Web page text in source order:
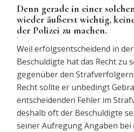
Denn gerade in einer
wieder äußerst wichtig,
der Polizei zu machen.
Weil erfolgsentscheidend in
Beschuldigte hat das Recht zu
gegenüber den
Recht sollte er unbedingt
entscheidenden Fehler im
deshalb oft der Beschuldigte
seiner Aufregung Angaben bei